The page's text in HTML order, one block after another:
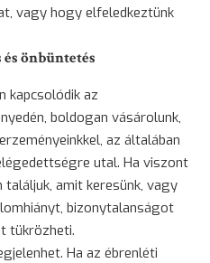
vagy hogy elfeledkeztünk
önbüntetés
kapcsolódik az
boldogan vásárolunk,
az általában
utal. Ha viszont
találjuk, amit keresünk, vagy
bizonytalanságot
tükrözheti.
Ha az ébrenléti